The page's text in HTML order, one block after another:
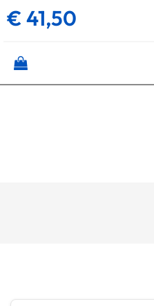
€ 41,50
Quantità